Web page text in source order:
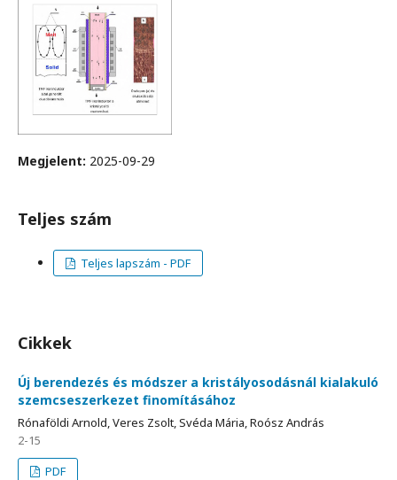
Megjelent: 2025-09-29
Teljes szám
Teljes lapszám - PDF
Cikkek
Új berendezés és módszer a kristályosodásnál kialakuló
szemcseszerkezet finomításához
Rónaföldi Arnold, Veres Zsolt, Svéda Mária, Roósz András
2-15
PDF